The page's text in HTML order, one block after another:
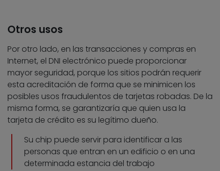
Otros usos
Por otro lado, en las transacciones y compras en
Internet, el DNI electrónico puede proporcionar
mayor seguridad, porque los sitios podrán requerir
esta acreditación de forma que se minimicen los
posibles usos fraudulentos de tarjetas robadas. De la
misma forma, se garantizaría que quien usa la
tarjeta de crédito es su legítimo dueño.
Su chip puede servir para identificar a las
personas que entran en un edificio o en una
determinada estancia del trabajo